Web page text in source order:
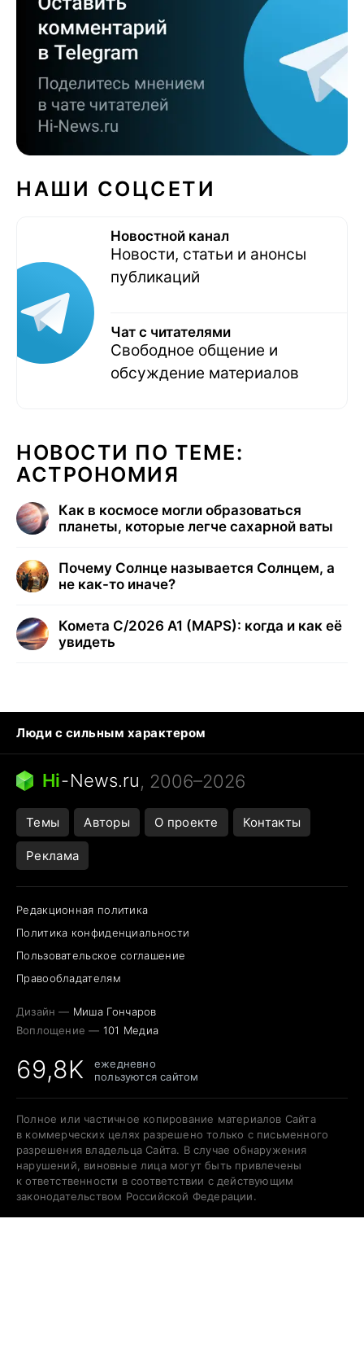
НАШИ СОЦСЕТИ
Новостной канал
Новости, статьи и анонсы
публикаций
Чат с читателями
Свободное общение и
обсуждение материалов
НОВОСТИ ПО ТЕМЕ:
АСТРОНОМИЯ
Как в космосе могли образоваться
планеты, которые легче сахарной ваты
Почему Солнце называется Солнцем, а
не как-то иначе?
Комета C/2026 A1 (MAPS): когда и как её
увидеть
Люди с сильным характером
Кошка писает на кровать
Тунцы в океанариуме
Ядовитые пауки России
Города в ядерной войне
Открытие в Google Maps
Hi-News.ru, 2006–2026
Темы Авторы О проекте Контакты
Реклама
Редакционная политика
Политика конфиденциальности
Пользовательское соглашение
Правообладателям
Дизайн — Миша Гончаров
Воплощение — 101 Медиа
69,8K
ежедневно
пользуются сайтом
Полное или частичное копирование материалов Сайта
в коммерческих целях разрешено только с письменного
разрешения владельца Сайта. В случае обнаружения
нарушений, виновные лица могут быть привлечены
к ответственности в соответствии с действующим
законодательством Российской Федерации.